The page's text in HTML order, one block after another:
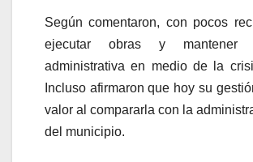
Según comentaron, con pocos
ejecutar obras y mantener
administrativa en medio de la
Incluso afirmaron que hoy su
valor al compararla con la
del municipio.